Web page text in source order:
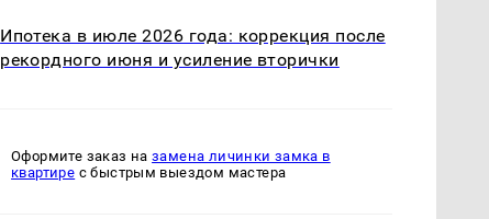
Ипотека в июле 2026 года: коррекция после
рекордного июня и усиление вторички
Оформите заказ назамена личинки замка в
квартире с быстрым выездом мастера